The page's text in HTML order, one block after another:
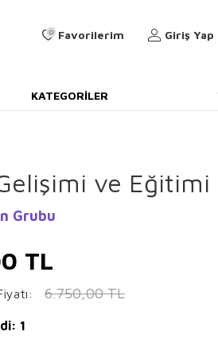
0 Favorilerim Giriş Yap
KATEGORILER
ve Eğitimi
Grubu
TL
6.750,00TL
1